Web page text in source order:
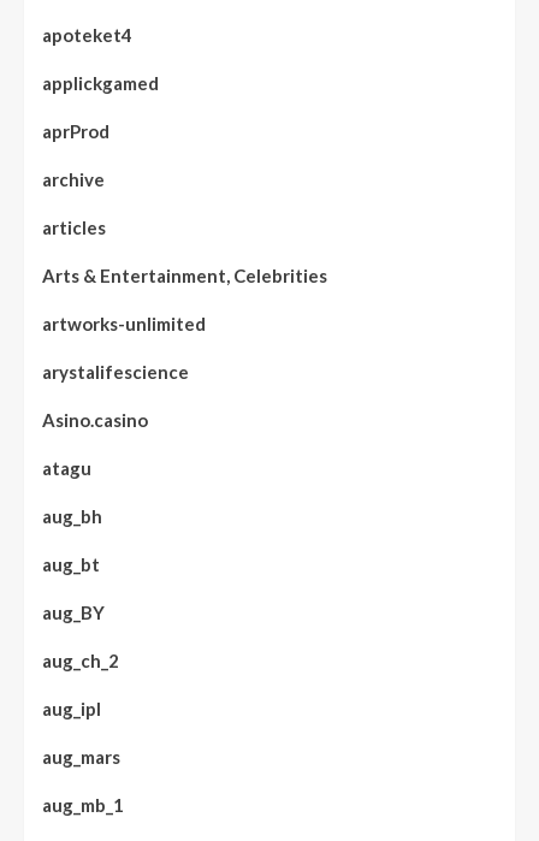
apoteket4
applickgamed
aprProd
archive
articles
Arts & Entertainment, Celebrities
artworks-unlimited
arystalifescience
Asino.casino
atagu
aug_bh
aug_bt
aug_BY
aug_ch_2
aug_ipl
aug_mars
aug_mb_1